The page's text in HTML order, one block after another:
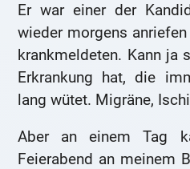
Er war einer der
wieder morgens
krankmeldeten. Kann ja
Erkrankung hat, die
lang wütet. Migräne,
Aber an einem Tag
Feierabend an meinem